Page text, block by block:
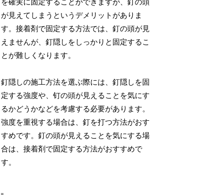
を確実に固定することができますが、釘の頭
が見えてしまうというデメリットがありま
す。接着剤で固定する方法では、釘の頭が見
えませんが、釘隠しをしっかりと固定するこ
とが難しくなります。
釘隠しの施工方法を選ぶ際には、釘隠しを固
定する強度や、钉の頭が見えることを気にす
るかどうかなどを考慮する必要があります。
強度を重視する場合は、釘を打つ方法がおす
すめです。釘の頭が見えることを気にする場
合は、接着剤で固定する方法がおすすめで
す。